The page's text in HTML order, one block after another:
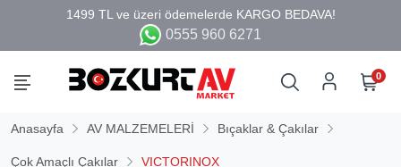
0555 960 6271
0
Anasayfa AV MALZEMELERİ Bıçaklar & Çakılar
Çok Amaçlı Çakılar VICTORINOX